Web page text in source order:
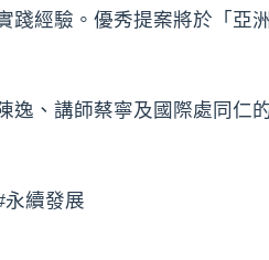
經驗。優秀提案將於「亞
、講師蔡寧及國際處同仁
永續發展